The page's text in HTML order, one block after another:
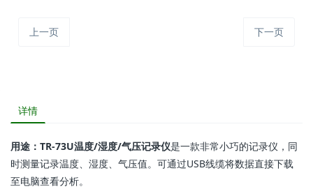
上一页 下一页
详情
用途：TR-73U温度/湿度/气压记录仪是一款非常小巧的记录仪，同
时测量记录温度、湿度、气压值。可通过USB线缆将数据直接下载
至电脑查看分析。